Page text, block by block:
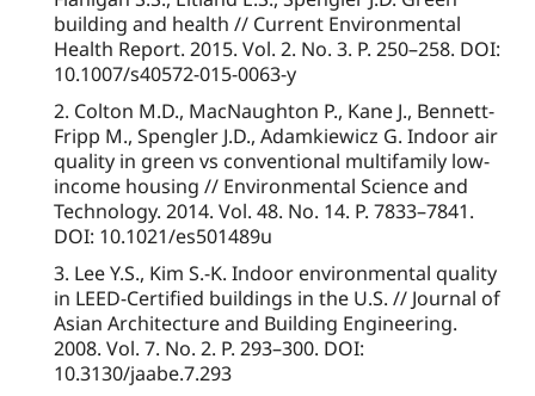
building and health // Current Environmental
Health Report. 2015. Vol. 2. No. 3. P. 250–258. DOI:
10.1007/s40572-015-0063-y
2. Colton M.D., MacNaughton P., Kane J., Bennett-
Fripp M., Spengler J.D., Adamkiewicz G. Indoor air
quality in green vs conventional multifamily low-
income housing // Environmental Science and
Technology. 2014. Vol. 48. No. 14. P. 7833–7841.
DOI: 10.1021/es501489u
3. Lee Y.S., Kim S.-K. Indoor environmental quality
in LEED-Certified buildings in the U.S. // Journal of
Asian Architecture and Building Engineering.
2008. Vol. 7. No. 2. P. 293–300. DOI:
10.3130/jaabe.7.293